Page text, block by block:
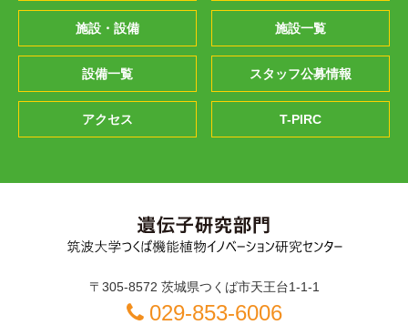
施設・設備 施設一覧
設備一覧 スタッフ公募情報
アクセス T-PIRC
〒305-8572 茨城県つくば市天王台1-1-1
029-853-6006